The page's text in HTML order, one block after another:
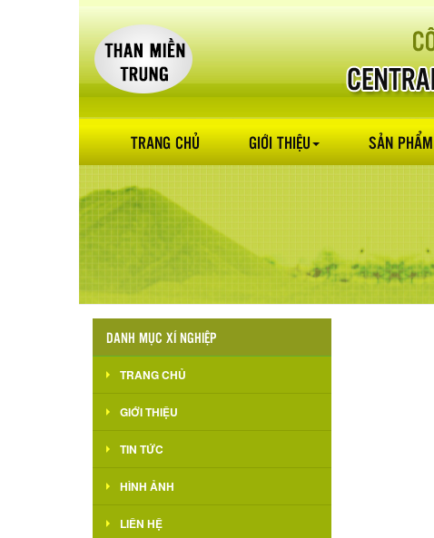
TRANG CHỦ GIỚI THIỆU SẢN PHẨM
DANH MỤC XÍ NGHIỆP
TRANG CHỦ
GIỚI THIỆU
TIN TỨC
HÌNH ẢNH
LIÊN HỆ